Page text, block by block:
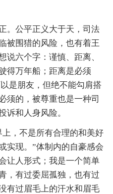
公平正义大于天，司法
被围猎的风险，也有着王
说六个字：谨慎、距离、
得万年船；距离是必须
是朋友，但绝不能勾肩搭
须的，被尊重也是一种司
诉和人身风险。
，不是所有合理的和美好
实现。”体制内的自豪感会
让人形式；我是一个简单
，有过委屈孤独，也有过
有过眉毛上的汗水和眉毛